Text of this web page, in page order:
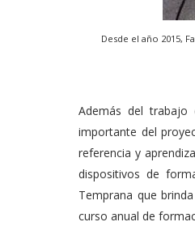
Desde el año 2015,
Además del trabajo
importante del
referencia y
dispositivos de
Temprana que
curso anual de